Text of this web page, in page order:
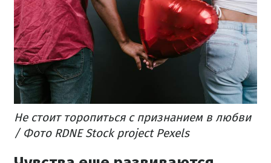
Не стоит торопиться с признанием в любви
/ Фото RDNE Stock project Pexels